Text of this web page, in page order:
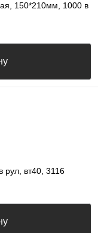
150*210мм, 1000 в
рул, вт40, 3116